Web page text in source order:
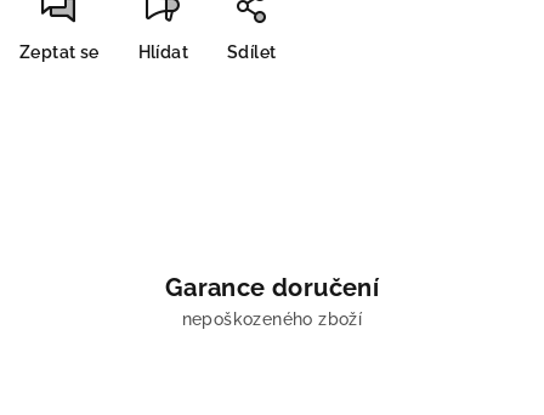
Zeptat se Hlídat Sdílet
Garance doručení
nepoškozeného zboží